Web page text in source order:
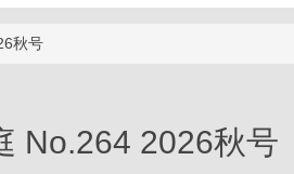
秋号
No.264 2026秋号